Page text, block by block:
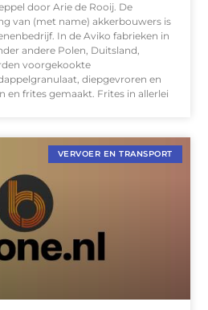
door Arie de Rooij. De
van (met name) akkerbouwers is
In de Aviko fabrieken in
andere Polen, Duitsland,
voorgekookte
diepgevroren en
en frites gemaakt. Frites in allerlei
VERVOER EN TRANSPORT